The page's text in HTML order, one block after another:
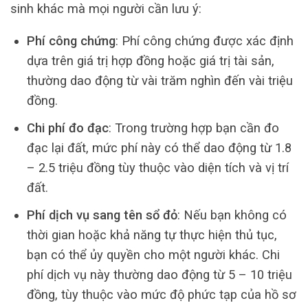
sinh khác mà mọi người cần lưu ý:
Phí công chứng: Phí công chứng được xác định
dựa trên giá trị hợp đồng hoặc giá trị tài sản,
thường dao động từ vài trăm nghìn đến vài triệu
đồng.
Chi phí đo đạc: Trong trường hợp bạn cần đo
đạc lại đất, mức phí này có thể dao động từ 1.8
– 2.5 triệu đồng tùy thuộc vào diện tích và vị trí
đất.
Phí dịch vụ sang tên sổ đỏ: Nếu bạn không có
thời gian hoặc khả năng tự thực hiện thủ tục,
bạn có thể ủy quyền cho một người khác. Chi
phí dịch vụ này thường dao động từ 5 – 10 triệu
đồng, tùy thuộc vào mức độ phức tạp của hồ sơ